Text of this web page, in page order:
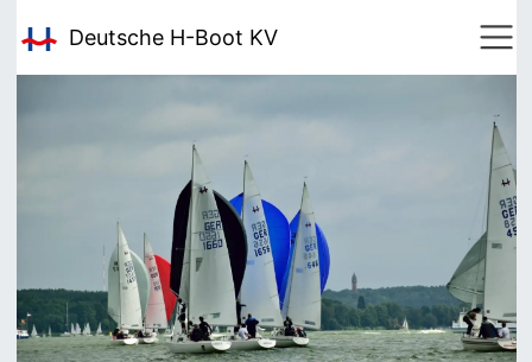
Deutsche H-Boot KV